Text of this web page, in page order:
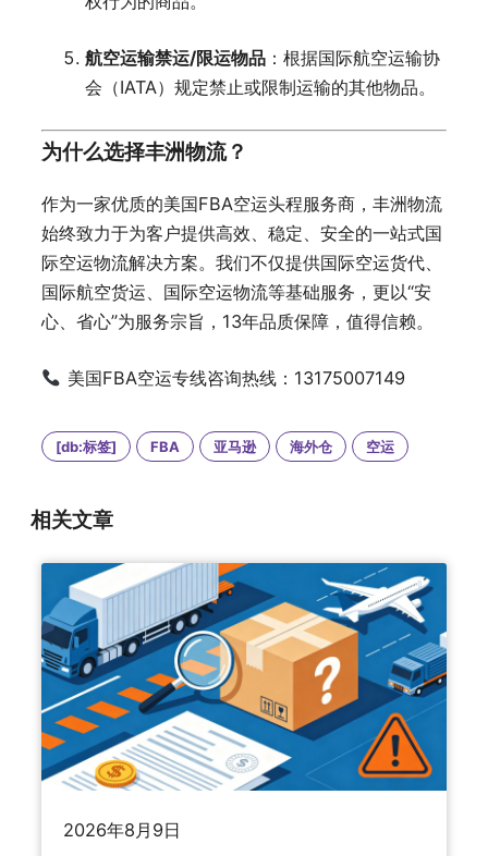
航空运输禁运/限运物品 ：根据国际航空运输协
会（IATA）规定禁止或限制运输的其他物品。
为什么选择丰洲物流？
作为一家优质的美国FBA空运头程服务商，丰洲物流
始终致力于为客户提供高效、稳定、安全的一站式国
际空运物流解决方案。我们不仅提供国际空运货代、
国际航空货运、国际空运物流等基础服务，更以“安
心、省心”为服务宗旨，13年品质保障，值得信赖。
美国FBA空运专线咨询热线：13175007149
[db:标签] FBA 亚马逊 海外仓 空运
相关文章
2026年8月9日